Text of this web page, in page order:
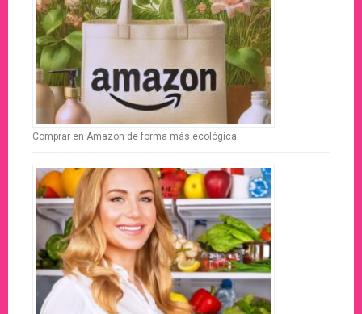
Comprar en Amazon de forma más ecológica